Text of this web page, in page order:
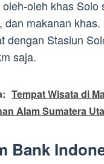
oleh khas Solo
dan makanan
dengan Stasiun
saja.
Tempat Wisata di
Alam Sumatera
Bank